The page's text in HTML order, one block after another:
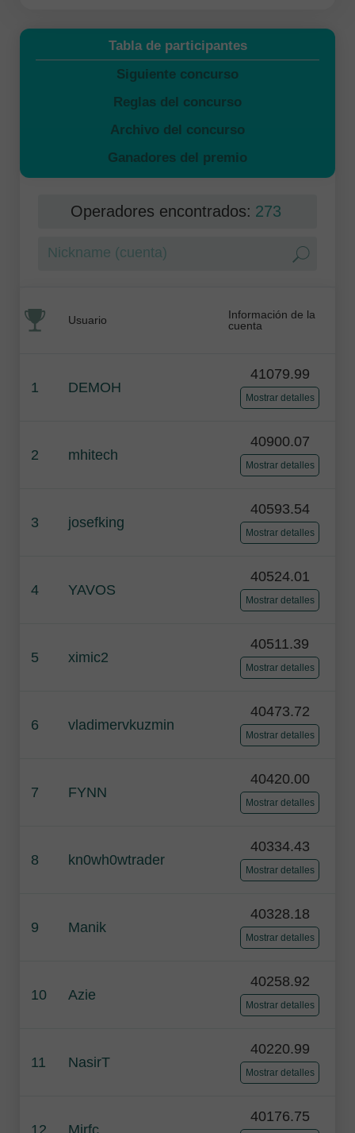
Tabla de participantes
Siguiente concurso
Reglas del concurso
Archivo del concurso
Ganadores del premio
Operadores encontrados: 273
Usuario
Información de la
cuenta
1 DEMOH
41079.99
Mostrar detalles
2 mhitech
40900.07
Mostrar detalles
3 josefking
40593.54
Mostrar detalles
4 YAVOS
40524.01
Mostrar detalles
5 ximic2
40511.39
Mostrar detalles
6 vladimervkuzmin
40473.72
Mostrar detalles
7 FYNN
40420.00
Mostrar detalles
8 kn0wh0wtrader
40334.43
Mostrar detalles
9 Manik
40328.18
Mostrar detalles
10 Azie
40258.92
Mostrar detalles
11 NasirT
40220.99
Mostrar detalles
12 Mirfc
40176.75